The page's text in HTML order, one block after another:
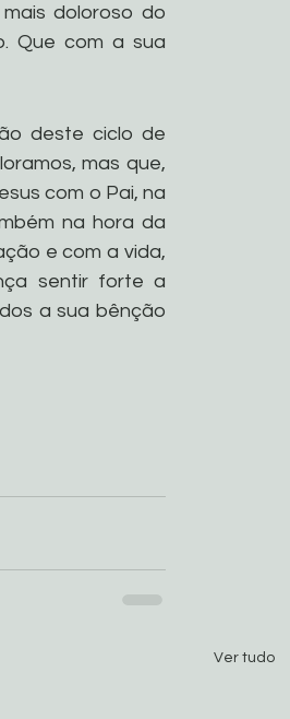
doloroso do
Que com a sua
deste ciclo de
mas que,
com o Pai, na
na hora da
e com a vida,
sentir forte a
a sua bênção
Ver tudo